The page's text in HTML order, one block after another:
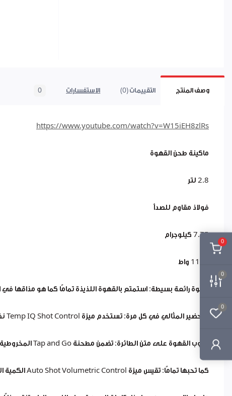
0
0
0
وصف المنتج التقييمات (0) الاستفسارات 0
https://www.youtube.com/watch?v=W15iEH8zlRs
ماكينة طحن القهوة
2.8 لتر
فولاذ مقاوم للصدأ
7.75 كيلوجرام
1100 واط
قهوة رائعة بسيطة: استمتع بالقهوة اللذيذة تمامًا كما هو مذاقها
التحضير المثالي في كل مرة: تستخدم ميزة Temp IQ Shot Control نظامًا ثلاثي الاتجاهات لتنظيم وتثبيت تدفق المياه ودرجة الحرارة، للحصول على قهوة ذات مذاق رائع باستمرار
حبوب القهوة على متن الطائرة: تضمن مطحنة Tap and Go المخروطية المدمجة مع 30 إعدادًا قابلًا للتعديل طحن الحبوب طازجة دائمًا في رأس المجموعة بحجم 58 مم لأقصى قدر من النكهة
كما تحبها تمامًا: تقيس ميزة Auto Shot Volumetric Control الكمية المناسبة من الماء اللازمة لجرعة واحدة أو جرعتين من الإسبريسو؛ يتيح لك زر اللقطة اليدوية التحكم في الأمر